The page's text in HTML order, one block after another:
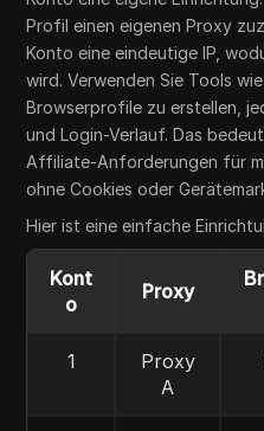
Profil einen eigenen Proxy
Konto eine eindeutige IP,
wird. Verwenden Sie Tools
Browserprofile zu erstellen,
und Login-Verlauf. Das
Affiliate-Anforderungen für
ohne Cookies oder
Hier ist eine einfache
Kont
o
Proxy
1
Proxy
A